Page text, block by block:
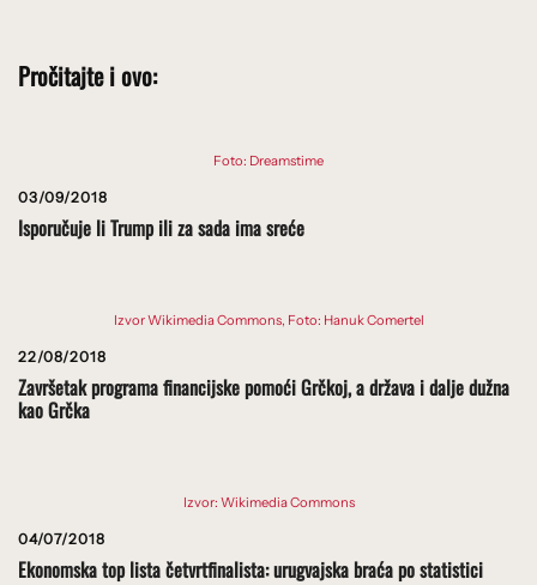
Pročitajte i ovo:
Foto: Dreamstime
03/09/2018
Isporučuje li Trump ili za sada ima sreće
Izvor Wikimedia Commons, Foto: Hanuk Comertel
22/08/2018
Završetak programa financijske pomoći Grčkoj, a država i dalje dužna
kao Grčka
Izvor: Wikimedia Commons
04/07/2018
Ekonomska top lista četvrtfinalista: urugvajska braća po statistici